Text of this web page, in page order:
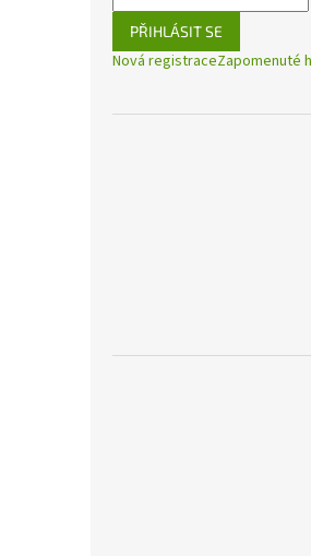
PŘIHLÁSIT SE
Nová registraceZapomenuté